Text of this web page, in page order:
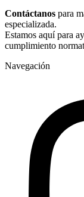
Contáctanos para
especializada.
Estamos aquí para
cumplimiento
Navegación